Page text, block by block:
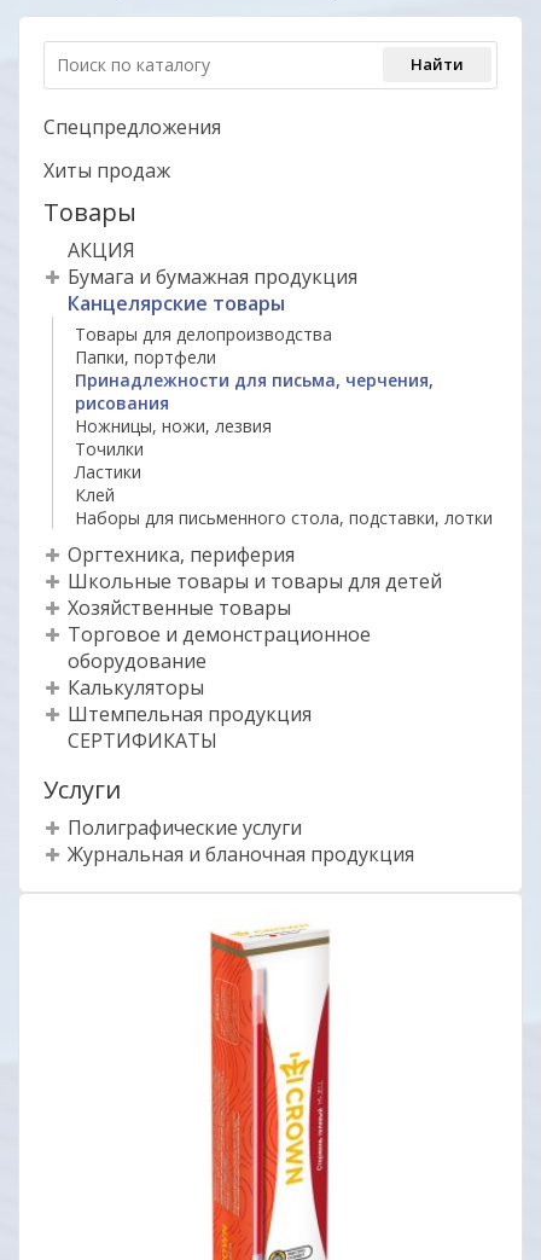
Спецпредложения
Хиты продаж
Товары
АКЦИЯ
Бумага и бумажная продукция
Канцелярские товары
Товары для делопроизводства
Папки, портфели
Принадлежности для письма, черчения,
рисования
Ножницы, ножи, лезвия
Точилки
Ластики
Клей
Наборы для письменного стола, подставки, лотки
Оргтехника, периферия
Школьные товары и товары для детей
Хозяйственные товары
Торговое и демонстрационное
оборудование
Калькуляторы
Штемпельная продукция
СЕРТИФИКАТЫ
Услуги
Полиграфические услуги
Журнальная и бланочная продукция